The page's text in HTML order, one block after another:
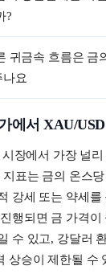
?
귀금속 흐름은 금
나요
에서 XAU/
장에서 가장 널
표는 금의 온스
강세 또는 약세를
행되면 금 가격이
수 있고, 강달러
상승이 제한될 수